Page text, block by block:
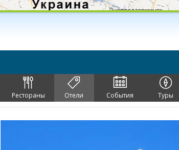
Рестораны Отели События Туры